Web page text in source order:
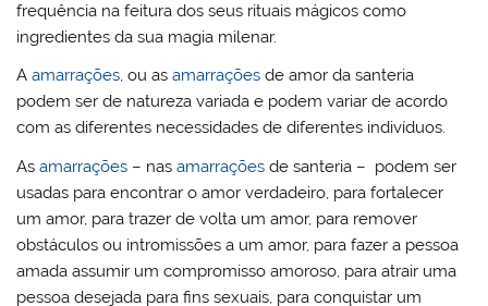
frequência na feitura dos seus rituais mágicos como
ingredientes da sua magia milenar.
Aamarrações, ou asamarrações de amor da santeria
podem ser de natureza variada e podem variar de acordo
com as diferentes necessidades de diferentes indivíduos.
Asamarrações – nasamarrações de santeria – podem ser
usadas ​​para encontrar o amor verdadeiro, para fortalecer
um amor, para trazer de volta um amor, para remover
obstáculos ou intromissões a um amor, para fazer a pessoa
amada assumir um compromisso amoroso, para atrair uma
pessoa desejada para fins sexuais, para conquistar um